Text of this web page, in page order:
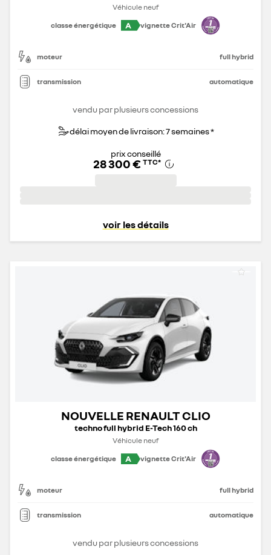
Véhicule neuf
classe énergétique
A vignette Crit'Air
moteur full hybrid
transmission automatique
vendu par plusieurs concessions
délai moyen de livraison: 7 semaines *
prix conseillé
28 300 € TTC*
voir les détails
NOUVELLE RENAULT CLIO
techno full hybrid E-Tech 160 ch
Véhicule neuf
classe énergétique
A vignette Crit'Air
moteur full hybrid
transmission automatique
vendu par plusieurs concessions